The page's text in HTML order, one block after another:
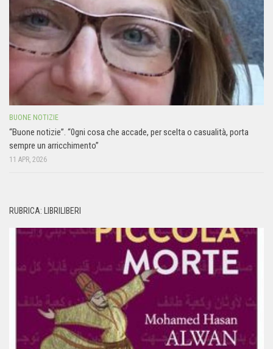
BUONE NOTIZIE
“Buone notizie”. “0gni cosa che accade, per scelta o casualità, porta
sempre un arricchimento”
11 APR, 2026
RUBRICA: LIBRILIBERI